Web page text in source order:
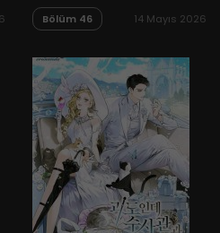
Bölüm 46 14 Mayıs 2026